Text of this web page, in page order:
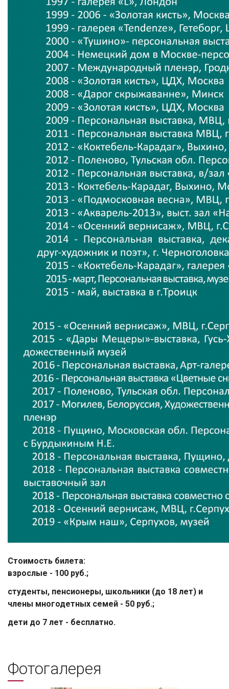
Стоимость билета:
взрослые - 100 руб.;
студенты, пенсионеры, школьники (до 18 лет) и
члены многодетных семей - 50 руб.;
дети до 7 лет - бесплатно.
Фотогалерея